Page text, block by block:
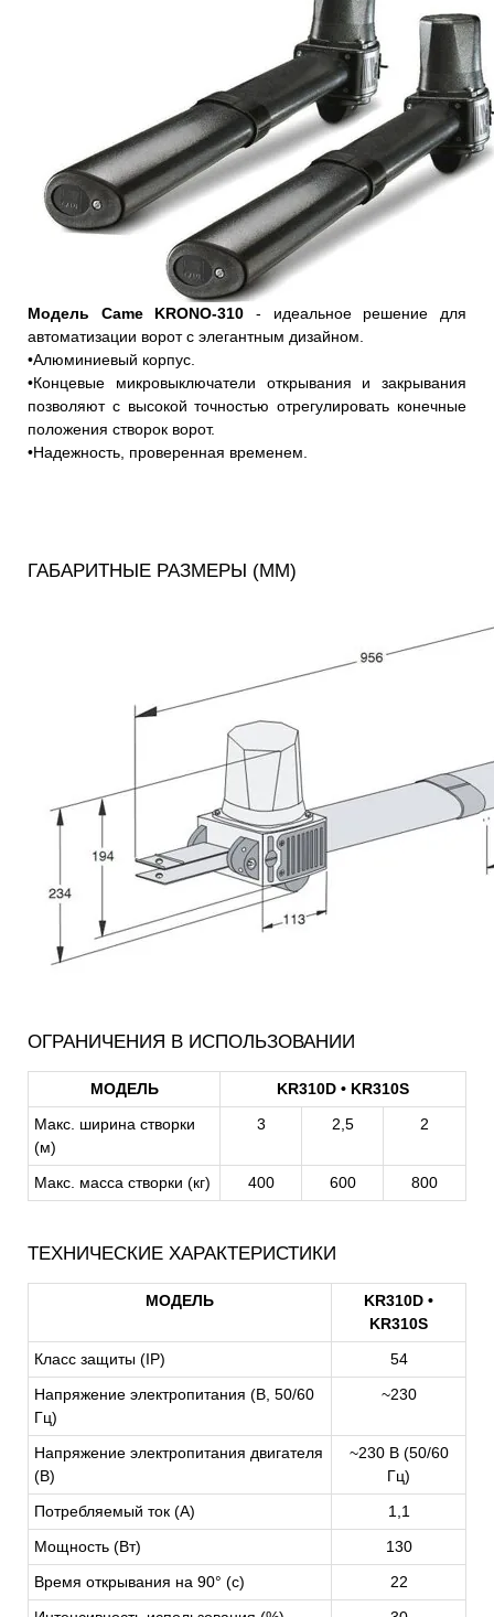
Модель Came KRONO-310 - идеальное решение для
автоматизации ворот с элегантным дизайном.
•Алюминиевый корпус.
•Концевые микровыключатели открывания и закрывания
позволяют с высокой точностью отрегулировать конечные
положения створок ворот.
•Надежность, проверенная временем.
ГАБАРИТНЫЕ РАЗМЕРЫ (ММ)
ОГРАНИЧЕНИЯ В ИСПОЛЬЗОВАНИИ
МОДЕЛЬ
KR310D • KR310S
Макс. ширина створки
(м)
3 2,5 2
Макс. масса створки (кг) 400 600 800
ТЕХНИЧЕСКИЕ ХАРАКТЕРИСТИКИ
МОДЕЛЬ
KR310D •
KR310S
Класс защиты (IP)
54
Напряжение электропитания (В, 50/60
Гц)
~230
Напряжение электропитания двигателя
(В)
~230 В (50/60
Гц)
Потребляемый ток (A)
1,1
Мощность (Вт)
130
Время открывания на 90° (с)
22